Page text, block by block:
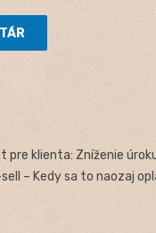
pre klienta: Zníženie
– Kedy sa to naozaj